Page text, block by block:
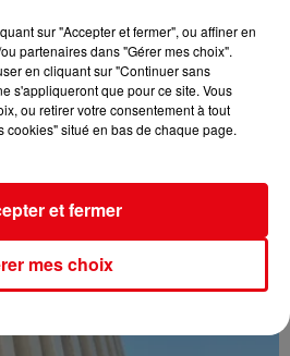
le statut de témoin assisté
sur "Accepter et fermer", ou affiner en
partenaires dans "Gérer mes choix".
en cliquant sur "Continuer sans
s'appliqueront que pour ce site. Vous
ou retirer votre consentement à tout
cookies" situé en bas de chaque page.
mes choix
et fermer